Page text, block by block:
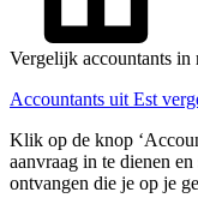
Vergelijk accountants in
Accountants uit Est
Klik op de knop
aanvraag in te dienen
ontvangen die je op je